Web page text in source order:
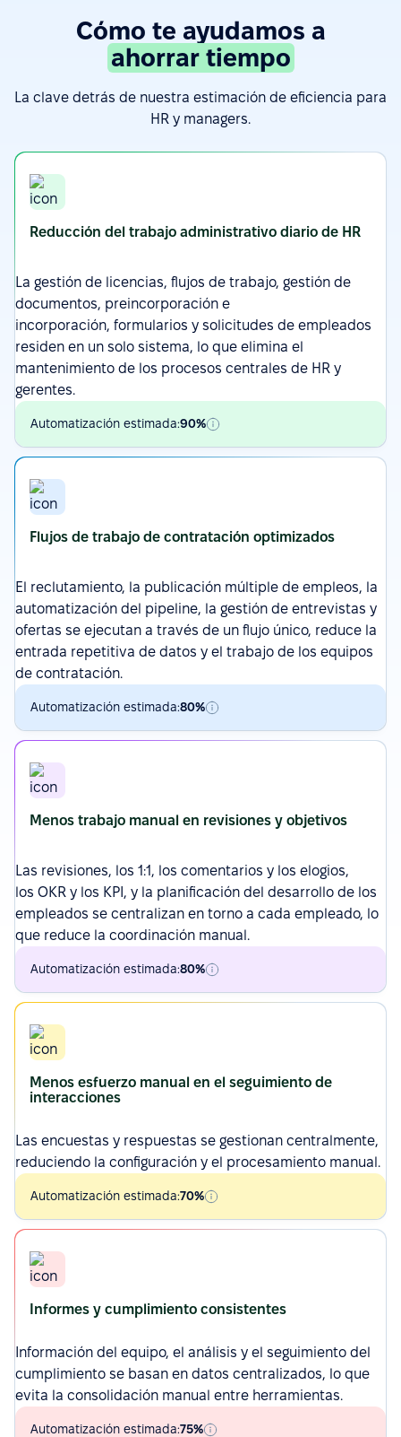
Cómo te ayudamos a
ahorrar tiempo
La clave detrás de nuestra estimación de eficiencia para
HR y managers.
Reducción del trabajo administrativo diario de HR
La gestión de licencias, flujos de trabajo, gestión de
documentos, preincorporación e
incorporación, formularios y solicitudes de empleados
residen en un solo sistema, lo que elimina el
mantenimiento de los procesos centrales de HR y
gerentes.
Automatización estimada:90%
Flujos de trabajo de contratación optimizados
El reclutamiento, la publicación múltiple de empleos, la
automatización del pipeline, la gestión de entrevistas y
ofertas se ejecutan a través de un flujo único, reduce la
entrada repetitiva de datos y el trabajo de los equipos
de contratación.
Automatización estimada:80%
Menos trabajo manual en revisiones y objetivos
Las revisiones, los 1:1, los comentarios y los elogios,
los OKR y los KPI, y la planificación del desarrollo de los
empleados se centralizan en torno a cada empleado, lo
que reduce la coordinación manual.
Automatización estimada:80%
Menos esfuerzo manual en el seguimiento de
interacciones
Las encuestas y respuestas se gestionan centralmente,
reduciendo la configuración y el procesamiento manual.
Automatización estimada:70%
Informes y cumplimiento consistentes
Información del equipo, el análisis y el seguimiento del
cumplimiento se basan en datos centralizados, lo que
evita la consolidación manual entre herramientas.
Automatización estimada:75%